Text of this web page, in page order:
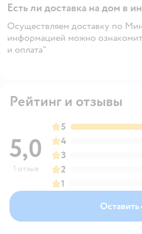
Есть ли доставка на дом в
Осуществляем доставку по
информацией можно
и оплата"
Рейтинг и отзывы
5,0
1 отзыв
5
4
3
2
1
Оставить